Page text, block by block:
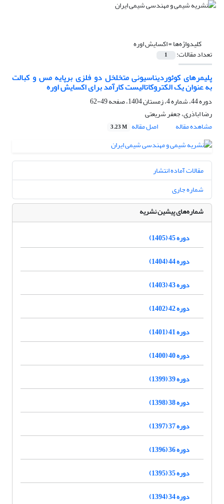
کلیدواژه‌ها =اکسایش اوره
تعداد مقالات: 1
پلیمرهای کوئوردیناسیونی متخلخل دو فلزی برپایه مس و کبالت
به­ عنوان یک الکتروکاتالیست کارآمد برای اکسایش اوره
دوره 44، شماره 4، زمستان 1404، صفحه
49-62
رضا اباذری، جعفر شریعتی
مشاهده مقاله
اصل مقاله 3.23 M
مقالات آماده انتشار
شماره جاری
شماره‌های پیشین نشریه
دوره 45 (1405)
دوره 44 (1404)
دوره 43 (1403)
دوره 42 (1402)
دوره 41 (1401)
دوره 40 (1400)
دوره 39 (1399)
دوره 38 (1398)
دوره 37 (1397)
دوره 36 (1396)
دوره 35 (1395)
دوره 34 (1394)